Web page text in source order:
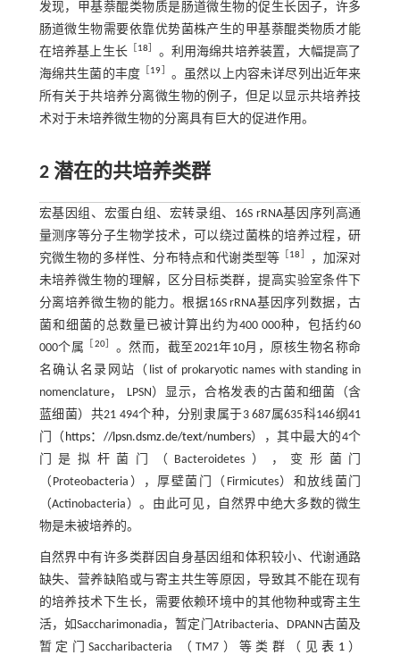
发现，甲基萘醌类物质是肠道微生物的促生长因子，许多
肠道微生物需要依靠优势菌株产生的甲基萘醌类物质才能
在培养基上生长［ 18
。利用海绵共培养装置，大幅提高了
海绵共生菌的丰度
19
。虽然以上内容未详尽列出近年来
所有关于共培养分离微生物的例子，但足以显示共培养技
术对于未培养微生物的分离具有巨大的促进作用。
2 潜在的共培养类群
宏基因组、宏蛋白组、宏转录组、16S rRNA基因序列高通
量测序等分子生物学技术，可以绕过菌株的培养过程，研
究微生物的多样性、分布特点和代谢类型等
18
，加深对
未培养微生物的理解，区分目标类群，提高实验室条件下
分离培养微生物的能力。根据16S rRNA基因序列数据，古
菌和细菌的总数量已被计算出约为400 000种，包括约60
000个属
20］ 。然而，截至2021年10月，原核生物名称命
名确认名录网站（list of prokaryotic names with standing in
nomenclature， LPSN）显示，合格发表的古菌和细菌（含
蓝细菌）共21 494个种，分别隶属于3 687属635科146纲41
门（ https：//lpsn.dsmz.de/text/numbers），其中最大的4个
门是拟杆菌门（Bacteroidetes），变形菌门
（Proteobacteria），厚壁菌门（Firmicutes）和放线菌门
（Actinobacteria）。由此可见，自然界中绝大多数的微生
物是未被培养的。
自然界中有许多类群因自身基因组和体积较小、代谢通路
缺失、营养缺陷或与寄主共生等原因，导致其不能在现有
的培养技术下生长，需要依赖环境中的其他物种或寄主生
活，如Saccharimonadia，暂定门Atribacteria、DPANN古菌及
暂定门Saccharibacteria （TM7）等类群（见表1）